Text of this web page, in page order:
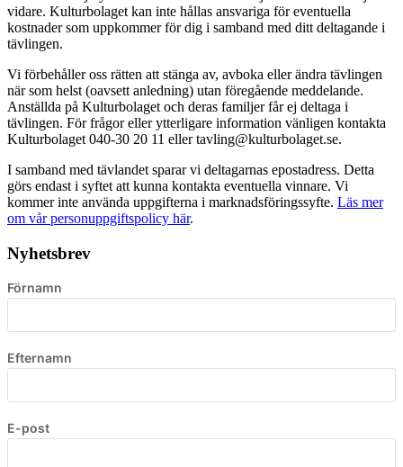
vidare. Kulturbolaget kan inte hållas ansvariga för eventuella
kostnader som uppkommer för dig i samband med ditt deltagande i
tävlingen.
Vi förbehåller oss rätten att stänga av, avboka eller ändra tävlingen
när som helst (oavsett anledning) utan föregående meddelande.
Anställda på Kulturbolaget och deras familjer får ej deltaga i
tävlingen. För frågor eller ytterligare information vänligen kontakta
Kulturbolaget 040-30 20 11 eller tavling@kulturbolaget.se.
I samband med tävlandet sparar vi deltagarnas epostadress. Detta
görs endast i syftet att kunna kontakta eventuella vinnare. Vi
kommer inte använda uppgifterna i marknadsföringssyfte. Läs mer
om vår personuppgiftspolicy här.
Nyhetsbrev
Förnamn
Efternamn
E-post